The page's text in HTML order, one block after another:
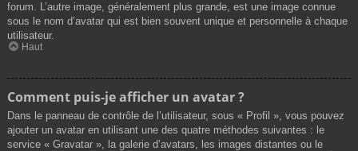
forum. L’autre image, généralement plus grande, est une image connue
sous le nom d’avatar qui est bien souvent unique et personnelle à chaque
utilisateur.
Haut
Comment puis-je afficher un avatar ?
Dans le panneau de contrôle de l’utilisateur, sous « Profil », vous pouvez
ajouter un avatar en utilisant une des quatre méthodes suivantes : le
service « Gravatar », la galerie d’avatars, les images distantes ou le